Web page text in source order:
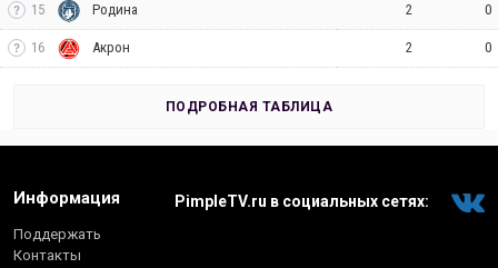
15 Родина 2 0
16 Акрон 2 0
ПОДРОБНАЯ ТАБЛИЦА
Информация
Поддержать
Контакты
PimpleTV.ru в социальных сетях: